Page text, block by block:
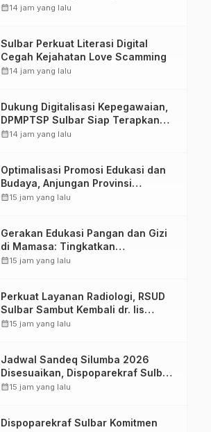
Kompetensi ASN melalui
calendar_month14 jam yang lalu
Sulbar Perkuat Literasi Digital
Cegah Kejahatan Love Scamming
calendar_month14 jam yang lalu
Dukung Digitalisasi Kepegawaian,
DPMPTSP Sulbar Siap Terapkan
Aplikasi FLEKSI ASN
calendar_month14 jam yang lalu
Optimalisasi Promosi Edukasi dan
Budaya, Anjungan Provinsi
Sulawesi Barat Perkuat Kolaborasi
calendar_month15 jam yang lalu
Gerakan Edukasi Pangan dan Gizi
di Mamasa: Tingkatkan
Pengetahuan dan Keterampilan
calendar_month15 jam yang lalu
Perkuat Layanan Radiologi, RSUD
Sulbar Sambut Kembali dr. Iis
Imelda, Sp.Rad
calendar_month15 jam yang lalu
Jadwal Sandeq Silumba 2026
Disesuaikan, Dispoparekraf Sulbar
Pastikan Persiapan Tetap
calendar_month15 jam yang lalu
Dispoparekraf Sulbar Komitmen